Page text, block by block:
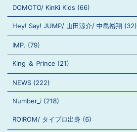
DOMOTO/ KinKi Kids (66)
Hey! Say! JUMP/ 山田涼介/ 中島裕翔 (32)
IMP. (79)
King ＆ Prince (21)
NEWS (222)
Number_i (218)
ROIROM/ タイプロ出身 (6)